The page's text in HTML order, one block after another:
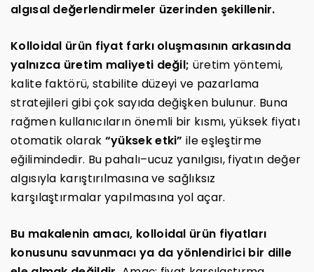
algısal değerlendirmeler üzerinden şekillenir.
Kolloidal ürün fiyat farkı oluşmasının arkasında
yalnızca üretim maliyeti değil; üretim yöntemi,
kalite faktörü, stabilite düzeyi ve pazarlama
stratejileri gibi çok sayıda değişken bulunur. Buna
rağmen kullanıcıların önemli bir kısmı, yüksek fiyatı
otomatik olarak “yüksek etki” ile eşleştirme
eğilimindedir. Bu pahalı–ucuz yanılgısı, fiyatın değer
algısıyla karıştırılmasına ve sağlıksız
karşılaştırmalar yapılmasına yol açar.
Bu makalenin amacı, kolloidal ürün fiyatları
konusunu savunmacı ya da yönlendirici bir dille